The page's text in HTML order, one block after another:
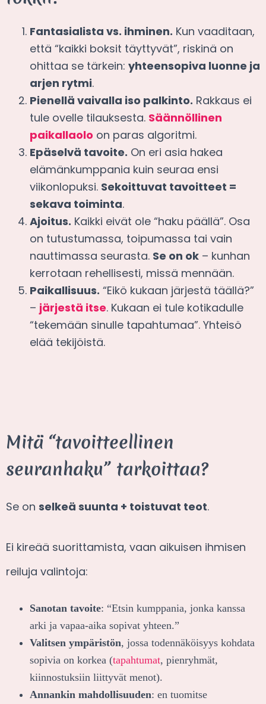
Fantasialista vs. ihminen. Kun vaaditaan,
että “kaikki boksit täyttyvät”, riskinä on
ohittaa se tärkein: yhteensopiva luonne ja
arjen rytmi.
Pienellä vaivalla iso palkinto. Rakkaus ei
tule ovelle tilauksesta. Säännöllinen
paikallaolo on paras algoritmi.
Epäselvä tavoite. On eri asia hakea
elämänkumppania kuin seuraa ensi
viikonlopuksi. Sekoittuvat tavoitteet =
sekava toiminta.
Ajoitus. Kaikki eivät ole “haku päällä”. Osa
on tutustumassa, toipumassa tai vain
nauttimassa seurasta. Se on ok – kunhan
kerrotaan rehellisesti, missä mennään.
Paikallisuus. “Eikö kukaan järjestä täällä?”
– järjestä itse. Kukaan ei tule kotikadulle
“tekemään sinulle tapahtumaa”. Yhteisö
elää tekijöistä.
Mitä “tavoitteellinen
seuranhaku” tarkoittaa?
Se on selkeä suunta + toistuvat teot.
Ei kireää suorittamista, vaan aikuisen ihmisen
reiluja valintoja:
Sanotan tavoite: “Etsin kumppania, jonka kanssa
arki ja vapaa-aika sopivat yhteen.”
Valitsen ympäristön, jossa todennäköisyys kohdata
sopivia on korkea (tapahtumat, pienryhmät,
kiinnostuksiin liittyvät menot).
Annankin mahdollisuuden: en tuomitse